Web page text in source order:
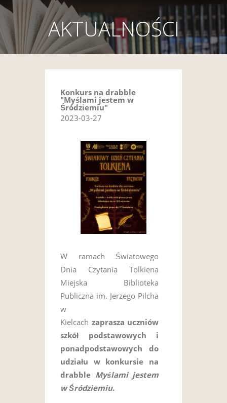
AKTUALNOŚCI
Konkurs na drabble
"Myślami jestem w
Śródziemiu"
2023-03-27
W ramach Światowego
Dnia Czytania Tolkiena
Miejska Biblioteka
Publiczna im. Jerzego Pilcha
w
Kielcach zaprasza uczniów
szkół podstawowych i
ponadpodstawowych do
udziału w konkursie na
drabble Myślami jestem
w Śródziemiu.